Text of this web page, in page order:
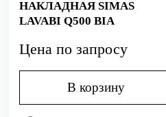
НАКЛАДНАЯ SIMAS
LAVABI Q500 BIA
Цена по запросу
В корзину